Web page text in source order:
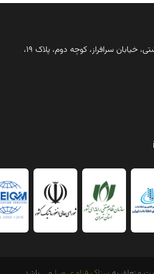
تهران، خیابان شهید بهشتی، خیابان سرافراز، کوچه دوم، پلاک ۱۹،